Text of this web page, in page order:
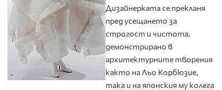
Дизайнерката се прекланя
пред усещането за
строгост и чистота,
демонстрирано в
архитектурните творения
както на Льо Корбюзие,
така и на японския му колега